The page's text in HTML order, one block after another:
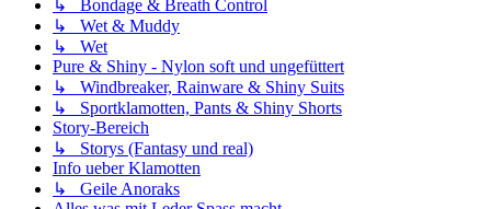
↳ Bondage & Breath Control
↳ Wet & Muddy
↳ Wet
Pure & Shiny - Nylon soft und ungefüttert
↳ Windbreaker, Rainware & Shiny Suits
↳ Sportklamotten, Pants & Shiny Shorts
Story-Bereich
↳ Storys (Fantasy und real)
Info ueber Klamotten
↳ Geile Anoraks